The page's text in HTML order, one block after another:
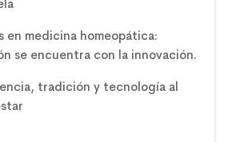
en medicina homeopática:
se encuentra con la innovación.
tradición y tecnología al